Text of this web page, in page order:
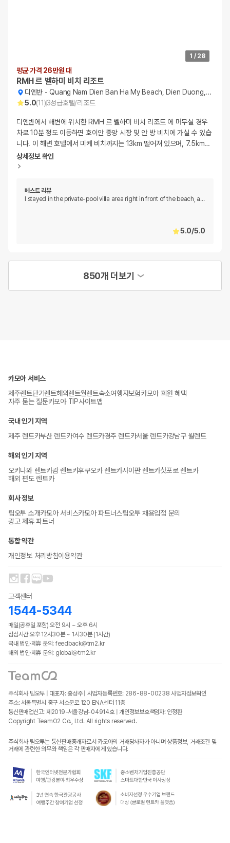
1 / 28
평균 가격 26만원 대
RMH 르 벨하미 비치 리조트
디엔반 -Quang Nam Dien Ban Ha My Beach, Dien Duong, Hoi An
5.0(11)3성급호텔/리조트
디엔반에서 해변에 위치한 RMH 르 벨하미 비치 리조트 에 머무실 경우
차로 10분 정도 이동하면 호이안 중앙 시장 및 안 방 비치에 가실 수 있습
니다. 이 해변 호텔에서 미케 비치까지는 13km 떨어져 있으며, 7.5km…
상세정보 확인
베스트 리뷰
I stayed in the private-pool villa area right in front of the beach, a…
5.0/5.0
850개 더보기
카모아 서비스
제주렌트단기렌트해외렌트월렌트숙소여행자보험카모아 회원 혜택
자주 묻는 질문카모아 TIP사이트맵
국내 인기 지역
제주 렌트카부산 렌트카여수 렌트카경주 렌트카서울 렌트카강남구 월렌트
해외 인기 지역
오키나와 렌트카괌 렌트카후쿠오카 렌트카사이판 렌트카삿포로 렌트카
해외 편도 렌트카
회사 정보
팀오투 소개카모아 서비스카모아 파트너스팀오투 채용입점 문의
광고 제휴 파트너
통합 약관
개인정보 처리방침이용약관
고객센터
1544-5344
매일(공휴일 포함) 오전 9시 ~ 오후 6시
점심시간 오후 12시30분 ~ 1시30분 (1시간)
국내 법인·제휴 문의: feedback@tm2.kr
해외 법인·제휴 문의: global@tm2.kr
주식회사 팀오투 | 대표자: 홍성주 | 사업자등록번호: 286-88-00238 사업자정보확인
주소: 서울특별시 중구 서소문로 120 ENA센터 11층
통신판매업신고: 제2019-서울강남-04914호 | 개인정보보호책임자: 인정환
Copyright TeamO2 Co., Ltd. All rights reserved.
주식회사 팀오투는 통신판매중개자로서 카모아의 거래당사자가 아니며 상품정보, 거래조건 및
거래에 관련한 의무와 책임은 각 판매자에게 있습니다.